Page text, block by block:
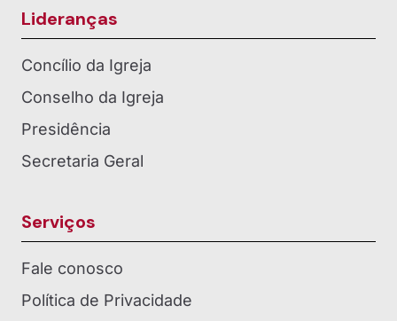
Lideranças
Concílio da Igreja
Conselho da Igreja
Presidência
Secretaria Geral
Serviços
Fale conosco
Política de Privacidade